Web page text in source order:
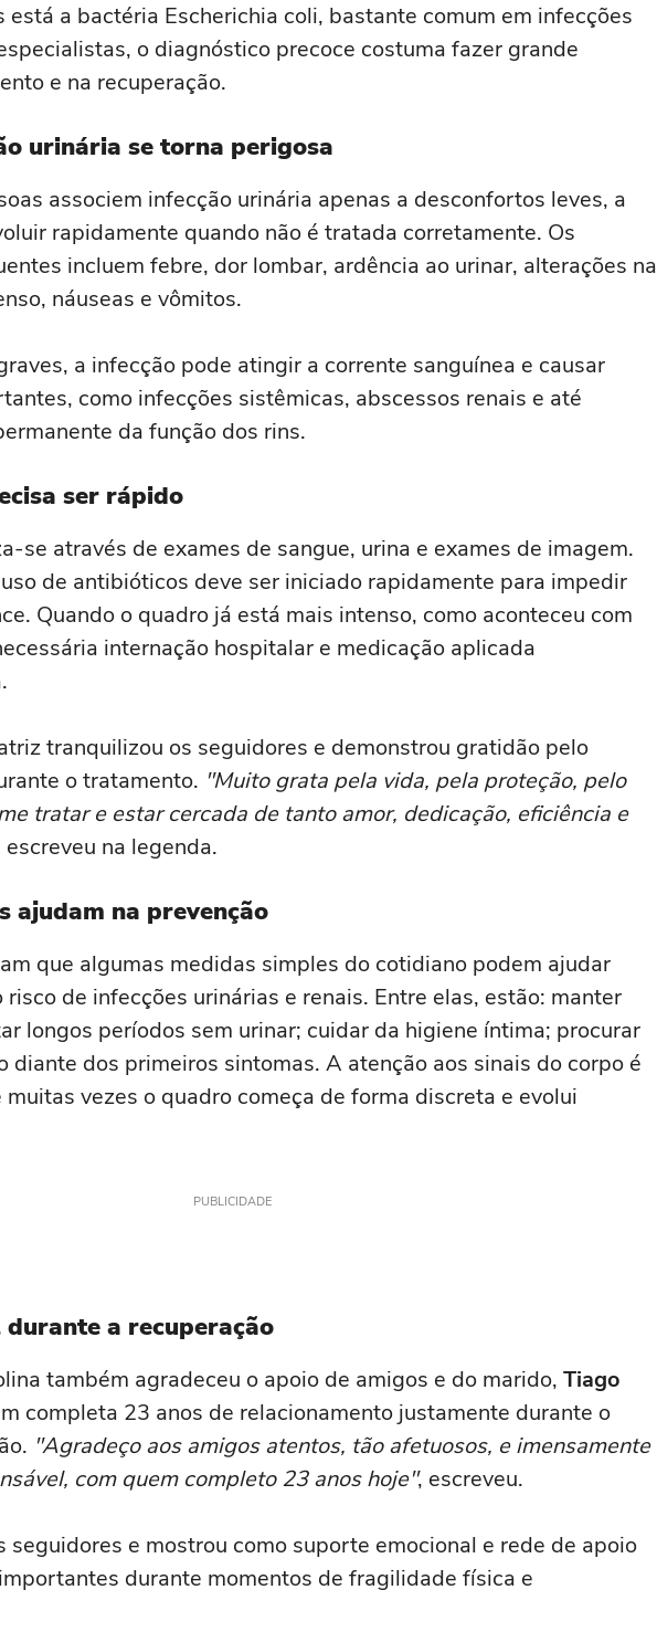
está a bactéria Escherichia coli, bastante comum em infecções
o diagnóstico precoce costuma fazer grande
e na recuperação.
urinária se torna perigosa
associem infecção urinária apenas a desconfortos leves, a
rapidamente quando não é tratada corretamente. Os
incluem febre, dor lombar, ardência ao urinar, alterações na
náuseas e vômitos.
a infecção pode atingir a corrente sanguínea e causar
como infecções sistêmicas, abscessos renais e até
da função dos rins.
ser rápido
se através de exames de sangue, urina e exames de imagem.
de antibióticos deve ser iniciado rapidamente para impedir
Quando o quadro já está mais intenso, como aconteceu com
internação hospitalar e medicação aplicada
tranquilizou os seguidores e demonstrou gratidão pelo
o tratamento. "Muito grata pela vida, pela proteção, pelo
tratar e estar cercada de tanto amor, dedicação, eficiência e
escreveu na legenda.
ajudam na prevenção
que algumas medidas simples do cotidiano podem ajudar
de infecções urinárias e renais. Entre elas, estão: manter
longos períodos sem urinar; cuidar da higiene íntima; procurar
diante dos primeiros sintomas. A atenção aos sinais do corpo é
vezes o quadro começa de forma discreta e evolui
PUBLICIDADE
a recuperação
também agradeceu o apoio de amigos e do marido, Tiago
completa 23 anos de relacionamento justamente durante o
"Agradeço aos amigos atentos, tão afetuosos, e imensamente
com quem completo 23 anos hoje", escreveu.
seguidores e mostrou como suporte emocional e rede de apoio
durante momentos de fragilidade física e